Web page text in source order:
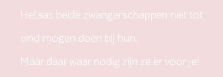
Helaas beide zwangerschappen niet tot
eind mogen doen bij hun.
Maar daar waar nodig zijn ze er voor je!